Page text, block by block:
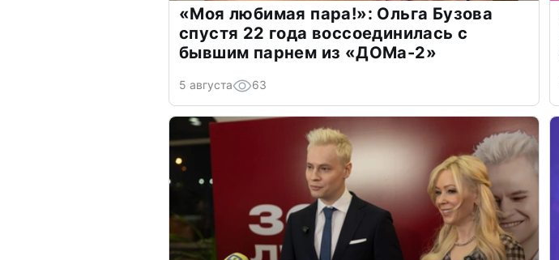
«Моя любимая пара!»: Ольга Бузова
спустя 22 года воссоединилась с
бывшим парнем из «ДОМа-2»
5 августа 63